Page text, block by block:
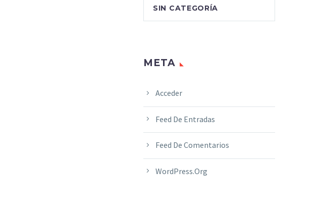
SIN CATEGORÍA
META
Acceder
Feed De Entradas
Feed De Comentarios
WordPress.org